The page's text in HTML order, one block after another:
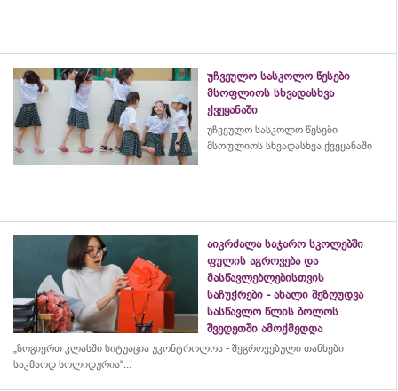
უჩვეულო სასკოლო წესები
მსოფლიოს სხვადასხვა
ქვეყანაში
უჩვეულო სასკოლო წესები
მსოფლიოს სხვადასხვა ქვეყანაში
აიკრძალა საჯარო სკოლებში
ფულის აგროვება და
მასწავლებლებისთვის
საჩუქრები - ახალი შეზღუდვა
სასწავლო წლის ბოლოს
შვედეთში ამოქმედდა
„ზოგიერთ კლასში სიტუაცია უკონტროლოა - შეგროვებული თანხები
საკმაოდ სოლიდურია“...